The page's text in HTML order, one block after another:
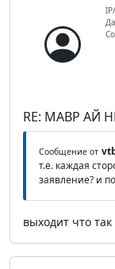
RE: МАВР АЙ
Сообщение от
т.е. каждая
заявление? и
выходит что так